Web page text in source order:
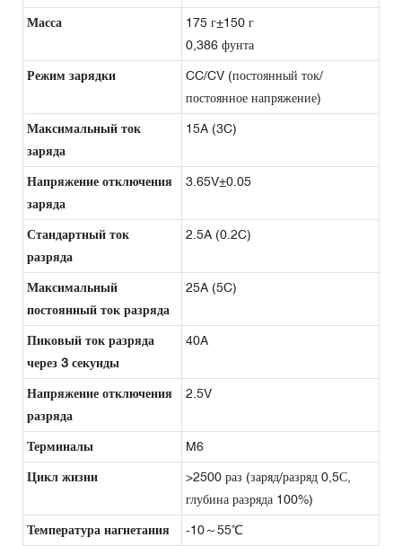
Масса
175 г±150 г
0,386 фунта
Режим зарядки
CC/CV (постоянный ток/
постоянное напряжение)
Максимальный ток
заряда
15A (3C)
Напряжение отключения
заряда
3.65V±0.05
Стандартный ток
разряда
2.5A (0.2C)
Максимальный
постоянный ток разряда
25A (5C)
Пиковый ток разряда
через 3 секунды
40A
Напряжение отключения
разряда
2.5V
Терминалы M6
Цикл жизни
>2500 раз (заряд/разряд 0,5С,
глубина разряда 100%)
Температура нагнетания -10～55℃